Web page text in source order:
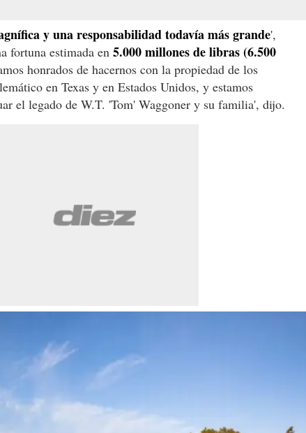
y una responsabilidad todavía más grande',
fortuna estimada en 5.000 millones de libras (6.500
honrados de hacernos con la propiedad de los
en Texas y en Estados Unidos, y estamos
el legado de W.T. 'Tom' Waggoner y su familia', dijo.